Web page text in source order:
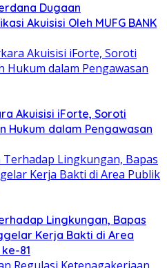
Dugaan
Akuisisi Oleh MUFG BANK
Akuisisi iForte, Soroti
Hukum dalam Pengawasan
Lingkungan, Bapas
Kerja Bakti di Area
81